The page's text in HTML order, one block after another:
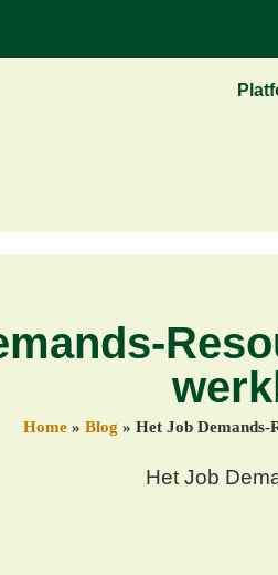
Home» Blog » Het Job Demands-